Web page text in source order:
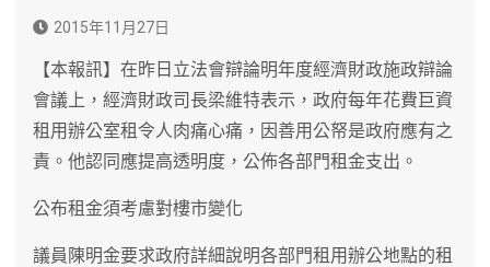
2015年11月27日
【本報訊】在昨日立法會辯論明年度經濟財政施政辯論
會議上，經濟財政司長梁維特表示，政府每年花費巨資
租用辦公室租令人肉痛心痛，因善用公帑是政府應有之
責。他認同應提高透明度，公佈各部門租金支出。
公布租金須考慮對樓市變化
議員陳明金要求政府詳細說明各部門租用辦公地點的租